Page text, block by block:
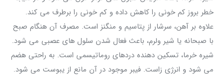
خطر بروز کم خونی را کاهش داده و کم خونی را برطرف می کند.
علاوه بر آهن، سرشار از پتاسیم و منگنز است. مصرف آن هنگام صبح
با صبحانه یا شیر ولرم، باعث فعال شدن سلول های عصبی می شود.
شیره خرما، تسکین دهنده دردهای روماتیسمی است. به راحتی هضم
می شود و انرژی زاست. فیبر موجود در آن مانع از یبوست می شود.